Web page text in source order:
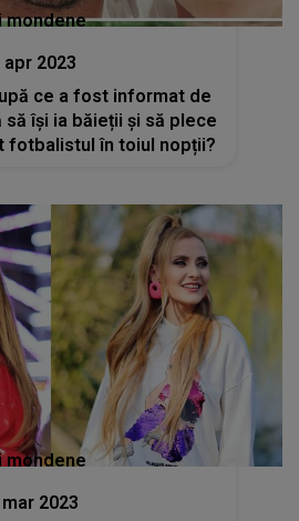
mondene
apr 2023
ce a fost informat de
să își ia băieții și să plece
fotbalistul în toiul nopții?
mondene
2023